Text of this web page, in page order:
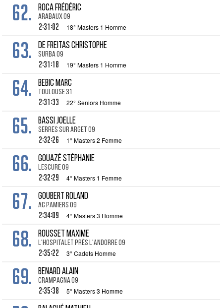
62. ROCA Frédéric
Arabaux 09
2:31:02 18° Masters 1 Homme
63. DE FREITAS Christophe
Surba 09
2:31:18 19° Masters 1 Homme
64. BEBIC Marc
Toulouse 31
2:31:33 22° Seniors Homme
65. BASSI Joelle
Serres sur Arget 09
2:32:26 1° Masters 2 Femme
66. GOUAZÉ Stéphanie
Lescure 09
2:32:29 4° Masters 1 Femme
67. GOUBERT Roland
AC Pamiers 09
2:34:09 4° Masters 3 Homme
68. ROUSSET Maxime
L'hospitalet près l'Andorre 09
2:35:22 3° Cadets Homme
69. BENARD Alain
Crampagna 09
2:35:38 5° Masters 3 Homme